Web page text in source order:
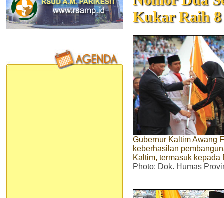
Kukar Raih
Gubernur Kaltim Awang
keberhasilan
Kaltim, termasuk
Photo: Dok. Humas